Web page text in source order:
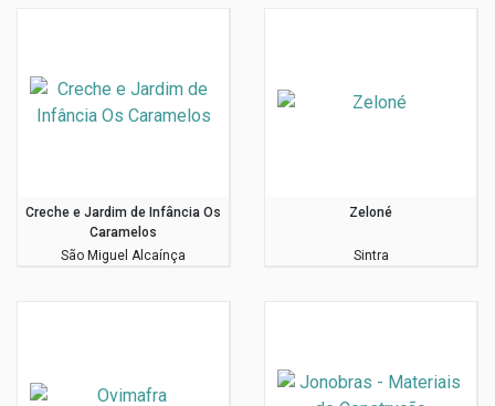
Creche e Jardim de Infância Os
Caramelos
São Miguel Alcaínça
Zeloné
Sintra